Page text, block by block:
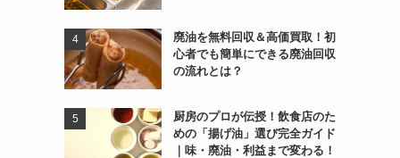
廃油を無料回収＆高価買取！初
心者でも簡単にできる廃油回収
の流れとは？
厨房のプロが伝授！飲食店のた
めの「揚げ油」選び完全ガイド
｜味・廃油・利益まで変わる！